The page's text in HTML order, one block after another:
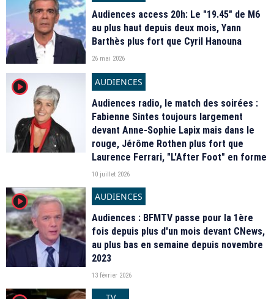
Audiences access 20h: Le "19.45" de M6
au plus haut depuis deux mois, Yann
Barthès plus fort que Cyril Hanouna
26 mai 2026
player2
AUDIENCES
Audiences radio, le match des soirées :
Fabienne Sintes toujours largement
devant Anne-Sophie Lapix mais dans le
rouge, Jérôme Rothen plus fort que
Laurence Ferrari, "L'After Foot" en forme
10 juillet 2026
player2
AUDIENCES
Audiences : BFMTV passe pour la 1ère
fois depuis plus d'un mois devant CNews,
au plus bas en semaine depuis novembre
2023
13 février 2026